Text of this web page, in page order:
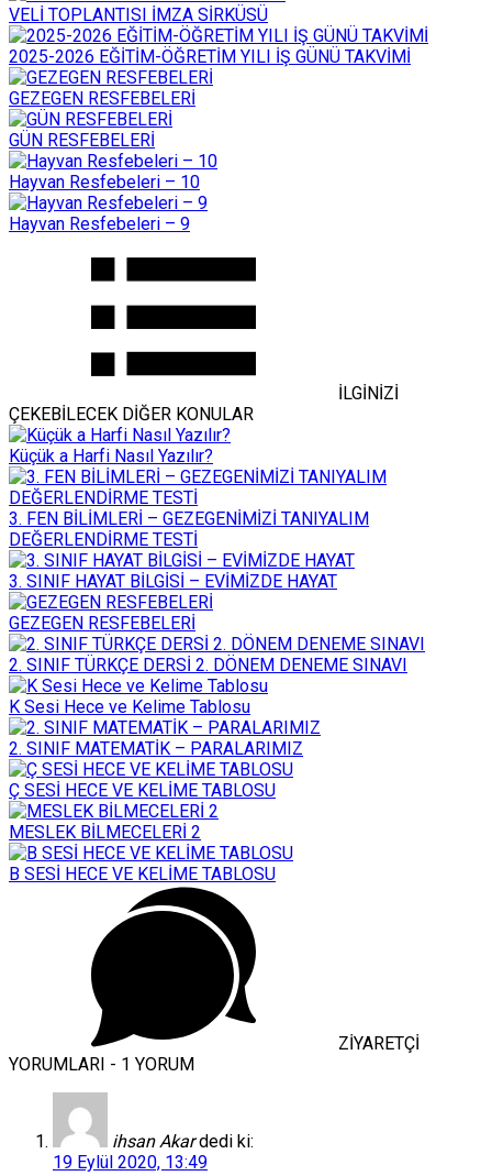
VELİ TOPLANTISI İMZA SİRKÜSÜ
2025-2026 EĞİTİM-ÖĞRETİM YILI İŞ GÜNÜ TAKVİMİ
GEZEGEN RESFEBELERİ
GÜN RESFEBELERİ
Hayvan Resfebeleri – 10
Hayvan Resfebeleri – 9
İLGİNİZİ
ÇEKEBİLECEK DİĞER KONULAR
Küçük a Harfi Nasıl Yazılır?
3. FEN BİLİMLERİ – GEZEGENİMİZİ TANIYALIM
DEĞERLENDİRME TESTİ
3. SINIF HAYAT BİLGİSİ – EVİMİZDE HAYAT
GEZEGEN RESFEBELERİ
2. SINIF TÜRKÇE DERSİ 2. DÖNEM DENEME SINAVI
K Sesi Hece ve Kelime Tablosu
2. SINIF MATEMATİK – PARALARIMIZ
Ç SESİ HECE VE KELİME TABLOSU
MESLEK BİLMECELERİ 2
B SESİ HECE VE KELİME TABLOSU
ZİYARETÇİ
YORUMLARI - 1 YORUM
ihsan Akar dedi ki:
19 Eylül 2020, 13:49